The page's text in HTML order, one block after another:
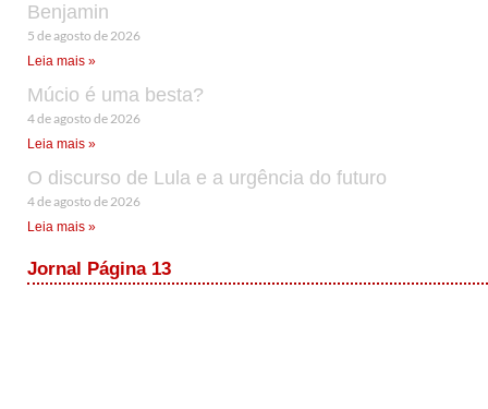
Benjamin
5 de agosto de 2026
Leia mais »
Múcio é uma besta?
4 de agosto de 2026
Leia mais »
O discurso de Lula e a urgência do futuro
4 de agosto de 2026
Leia mais »
Jornal Página 13